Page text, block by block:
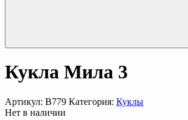
Кукла Мила 3
Артикул: В779 Категория: Куклы
Нет в наличии